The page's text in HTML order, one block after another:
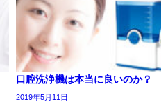
口腔洗浄機は本当に良いのか？
2019年5月11日